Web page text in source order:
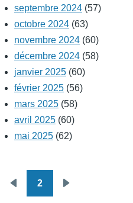
septembre 2024 (57)
octobre 2024 (63)
novembre 2024 (60)
décembre 2024 (58)
janvier 2025 (60)
février 2025 (56)
mars 2025 (58)
avril 2025 (60)
mai 2025 (62)
Pagination
2